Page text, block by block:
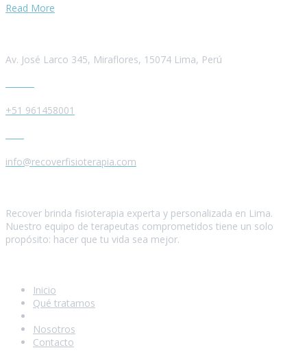
Read More
Av. José Larco 345, Miraflores, 15074 Lima, Perú
+51 961458001
info@recoverfisioterapia.com
Recover brinda fisioterapia experta y personalizada en Lima.
Nuestro equipo de terapeutas comprometidos tiene un solo
propósito: hacer que tu vida sea mejor.
Inicio
Qué tratamos
Nosotros
Contacto